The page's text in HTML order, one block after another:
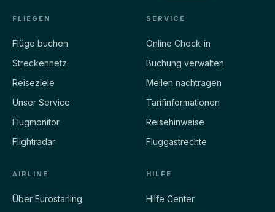
FLIEGEN
Flüge buchen
Streckennetz
Reiseziele
Unser Service
Flugmonitor
Flightradar
SERVICE
Online Check-in
Buchung verwalten
Meilen nachtragen
Tarifinformationen
Reisehinweise
Fluggastrechte
AIRLINE
Über Eurostarling
HILFE
Hilfe Center